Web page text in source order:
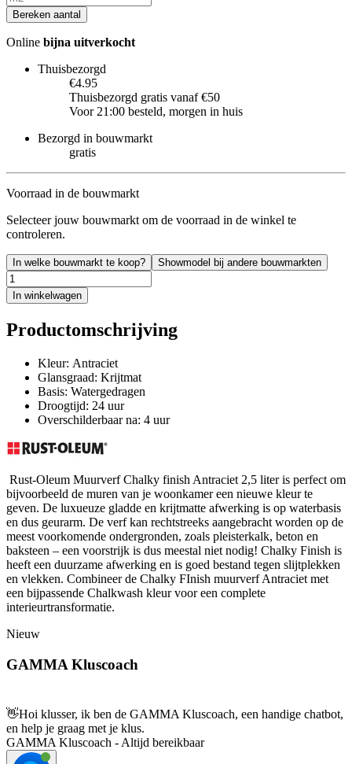
Bereken aantal
Online bijna uitverkocht
Thuisbezorgd
€4.95
Thuisbezorgd gratis vanaf €50
Voor 21:00 besteld, morgen in huis
Bezorgd in bouwmarkt
gratis
Voorraad in de bouwmarkt
Selecteer jouw bouwmarkt om de voorraad in de winkel te
controleren.
In welke bouwmarkt te koop? Showmodel bij andere bouwmarkten
In winkelwagen
Productomschrijving
Kleur: Antraciet
Glansgraad: Krijtmat
Basis: Watergedragen
Droogtijd: 24 uur
Overschilderbaar na: 4 uur
Rust-Oleum Muurverf Chalky finish Antraciet 2,5 liter is perfect om
bijvoorbeeld de muren van je woonkamer een nieuwe kleur te
geven. De luxueuze gladde en krijtmatte afwerking is op waterbasis
en dus geurarm. De verf kan rechtstreeks aangebracht worden op de
meest voorkomende ondergronden, zoals pleisterkalk, beton en
baksteen – een voorstrijk is dus meestal niet nodig! Chalky Finish is
heeft een duurzame afwerking en is goed bestand tegen slijtplekken
en vlekken. Combineer de Chalky FInish muurverf Antraciet met
een bijpassende Chalkwash kleur voor een complete
interieurtransformatie.
Nieuw
GAMMA Kluscoach
👋Hoi klusser, ik ben de GAMMA Kluscoach, een handige chatbot,
en help je graag met je klus.
GAMMA Kluscoach - Altijd bereikbaar